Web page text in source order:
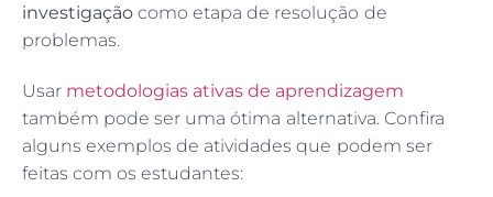
investigação como etapa de resolução de
problemas.
Usar metodologias ativas de aprendizagem
também pode ser uma ótima alternativa. Confira
alguns exemplos de atividades que podem ser
feitas com os estudantes: